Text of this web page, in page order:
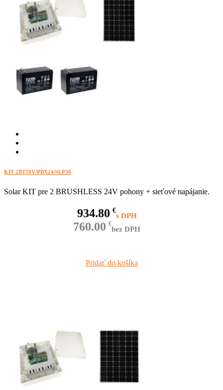
KIT 2BT70V/PBX24/SLP30
Solar KIT pre 2 BRUSHLESS 24V pohony + sieťové napájanie.
€
934.80
€
760.00 bez DPH
Pridať do košíka